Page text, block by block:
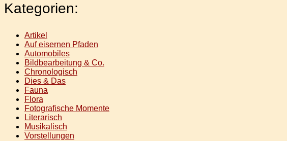
Kategorien:
Artikel
Auf eisernen Pfaden
Automobiles
Bildbearbeitung & Co.
Chronologisch
Dies & Das
Fauna
Flora
Fotografische Momente
Literarisch
Musikalisch
Vorstellungen